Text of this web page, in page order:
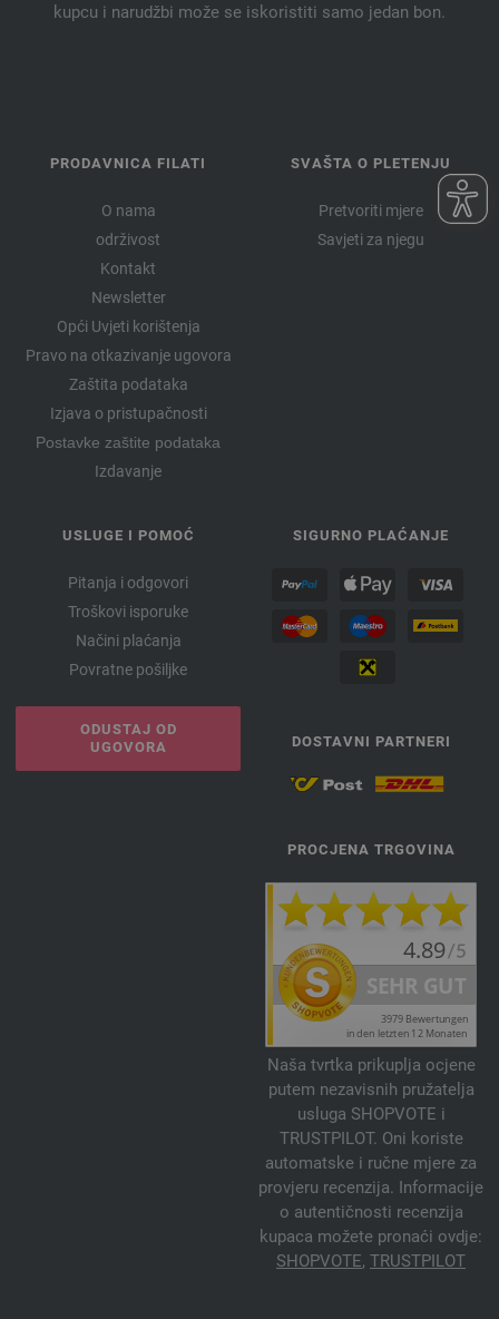
kupcu i narudžbi može se iskoristiti samo jedan bon.
PRODAVNICA FILATI
O nama
održivost
Kontakt
Newsletter
Opći Uvjeti korištenja
Pravo na otkazivanje ugovora
Zaštita podataka
Izjava o pristupačnosti
Postavke zaštite podataka
Izdavanje
SVAŠTA O PLETENJU
Pretvoriti mjere
Savjeti za njegu
USLUGE I POMOĆ
Pitanja i odgovori
Troškovi isporuke
Načini plaćanja
Povratne pošiljke
ODUSTAJ OD
UGOVORA
SIGURNO PLAĆANJE
DOSTAVNI PARTNERI
PROCJENA TRGOVINA
Naša tvrtka prikuplja ocjene
putem nezavisnih pružatelja
usluga SHOPVOTE i
TRUSTPILOT. Oni koriste
automatske i ručne mjere za
provjeru recenzija. Informacije
o autentičnosti recenzija
kupaca možete pronaći ovdje:
SHOPVOTE, TRUSTPILOT